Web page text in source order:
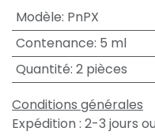
Modèle: PnPX
Contenance: 5 ml
Quantité: 2 pièces
Conditions générales
Expédition : 2-3 jours